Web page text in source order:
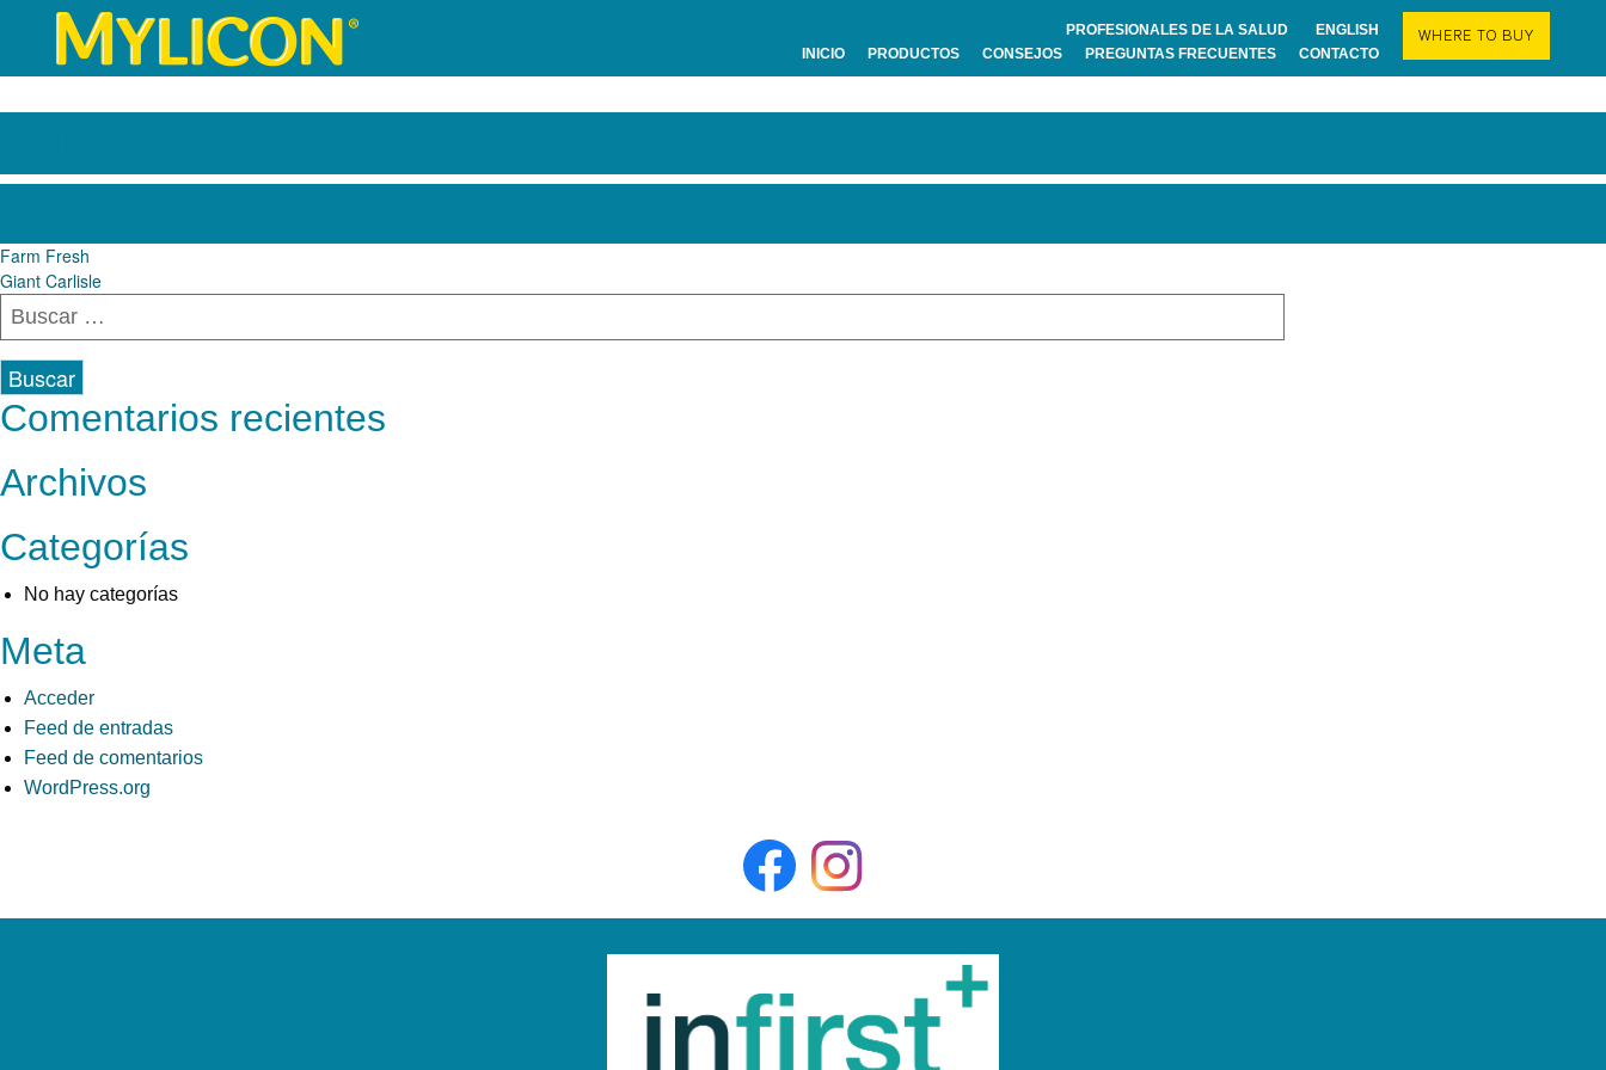
INICIO PRODUCTOS CONSEJOS PREGUNTAS FRECUENTES CONTACTO
PROFESIONALES DE LA SALUD ENGLISH WHERE TO BUY
Navegación
de
entradas
Farm Fresh
Giant Carlisle
Buscar:
Comentarios recientes
Archivos
Categorías
No hay categorías
Meta
Acceder
Feed de entradas
Feed de comentarios
WordPress.org